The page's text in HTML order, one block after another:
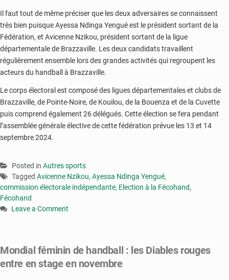
Il faut tout de même préciser que les deux adversaires se connaissent
très bien puisque Ayessa Ndinga Yengué est le président sortant de la
Fédération, et Avicenne Nzikou, président sortant de la ligue
départementale de Brazzaville. Les deux candidats travaillent
régulièrement ensemble lors des grandes activités qui regroupent les
acteurs du handball à Brazzaville.
Le corps électoral est composé des ligues départementales et clubs de
Brazzaville, de Pointe-Noire, de Kouilou, de la Bouenza et de la Cuvette
puis comprend également 26 délégués. Cette élection se fera pendant
l’assemblée générale élective de cette fédération prévue les 13 et 14
septembre 2024.
Posted in Autres sports
Tagged Avicenne Nzikou, Ayessa Ndinga Yengué,
commission électorale indépendante, Election à la Fécohand,
Fécohand
Leave a Comment
à
la
Mondial féminin de handball : les Diables rouges
entre en stage en novembre